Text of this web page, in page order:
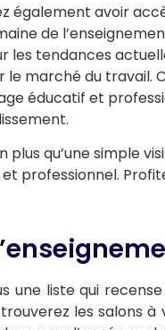
également avoir
de
les tendances
marché du travail.
éducatif et
plus qu’une simple
professionnel.
une liste qui
les salons